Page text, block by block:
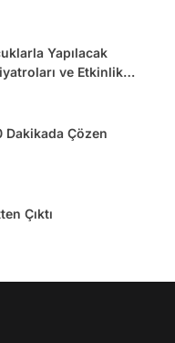
Yapılacak
ve Etkinlik
Dakikada Çözen
Çıktı